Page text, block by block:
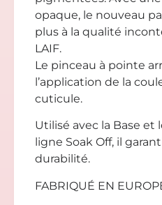
opaque, le nouveau
plus à la qualité
LAIF.
Le pinceau à pointe
l’application de la
cuticule.
Utilisé avec la Base et
ligne Soak Off, il
durabilité.
FABRIQUÉ EN